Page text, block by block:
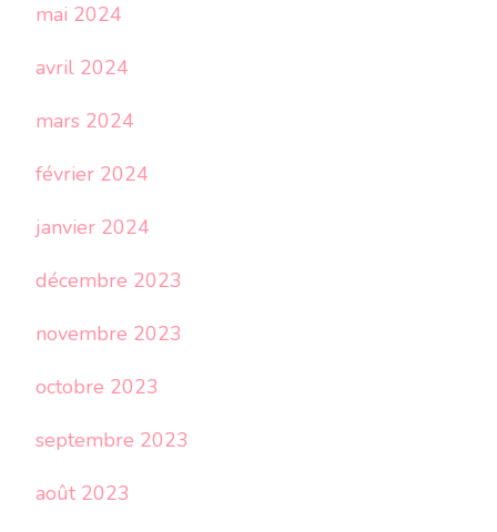
mai 2024
avril 2024
mars 2024
février 2024
janvier 2024
décembre 2023
novembre 2023
octobre 2023
septembre 2023
août 2023